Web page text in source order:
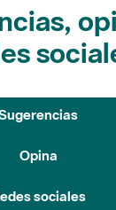
Opina
sociales